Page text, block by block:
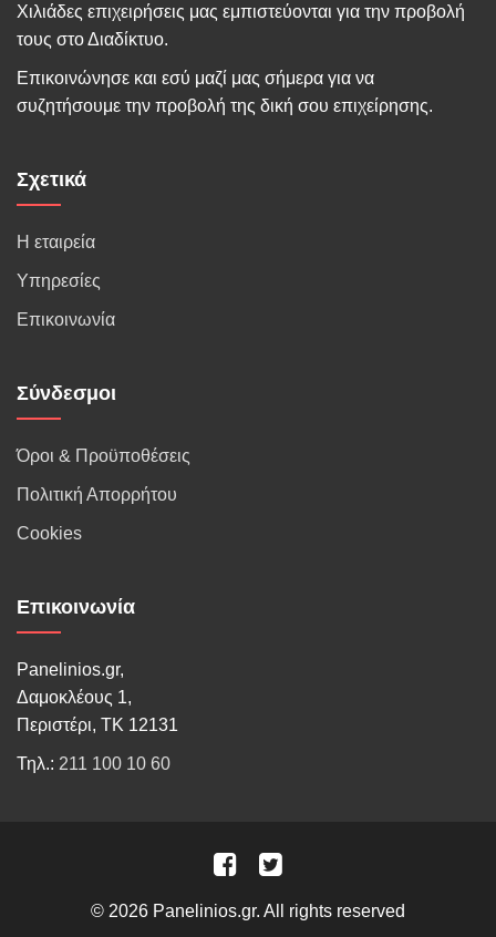
Χιλιάδες επιχειρήσεις μας εμπιστεύονται για την προβολή
τους στο Διαδίκτυο.
Επικοινώνησε και εσύ μαζί μας σήμερα για να
συζητήσουμε την προβολή της δική σου επιχείρησης.
Σχετικά
Η εταιρεία
Υπηρεσίες
Επικοινωνία
Σύνδεσμοι
Όροι & Προϋποθέσεις
Πολιτική Απορρήτου
Cookies
Επικοινωνία
Panelinios.gr,
Δαμοκλέους 1,
Περιστέρι, ΤΚ 12131
Τηλ.: 211 100 10 60
© 2026 Panelinios.gr. All rights reserved